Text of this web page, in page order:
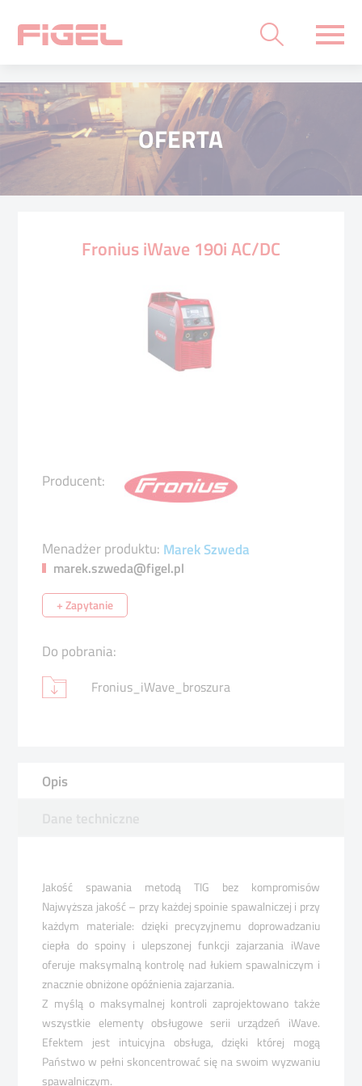
OFERTA
Fronius iWave 190i AC/DC
Producent:
Menadżer produktu: Marek Szweda
marek.szweda@figel.pl
+ Zapytanie
Do pobrania:
Fronius_iWave_broszura
Opis
Jakość spawania metodą TIG bez kompromisów
Najwyższa jakość – przy każdej spoinie spawalniczej i przy
każdym materiale: dzięki precyzyjnemu doprowadzaniu
ciepła do spoiny i ulepszonej funkcjizajarzania iWave
oferuje maksymalną kontrolę nad łukiem spawalniczym i
znacznie obniżone opóźnienia zajarzania.
Z myślą o maksymalnej kontroli zaprojektowano także
wszystkie elementy obsługowe serii urządzeń
iWave.
Efektem jest intuicyjna obsługa,
dzięki której mogą
Państwo w pełni skoncentrować się na swoim wyzwaniu
spawalniczym.